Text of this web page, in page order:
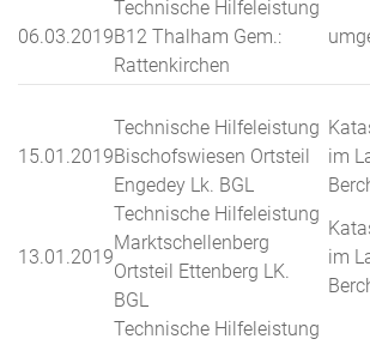
06.03.2019
Technische Hilfeleistung
B12 Thalham Gem.:
Rattenkirchen
15.01.2019
Technische Hilfeleistung
Bischofswiesen Ortsteil
Engedey Lk. BGL
im
13.01.2019
Technische Hilfeleistung
Marktschellenberg
Ortsteil Ettenberg LK.
BGL
im
Technische Hilfeleistung